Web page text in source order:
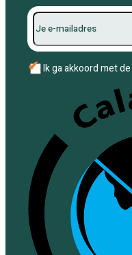
✔ Ik ga akkoord met de